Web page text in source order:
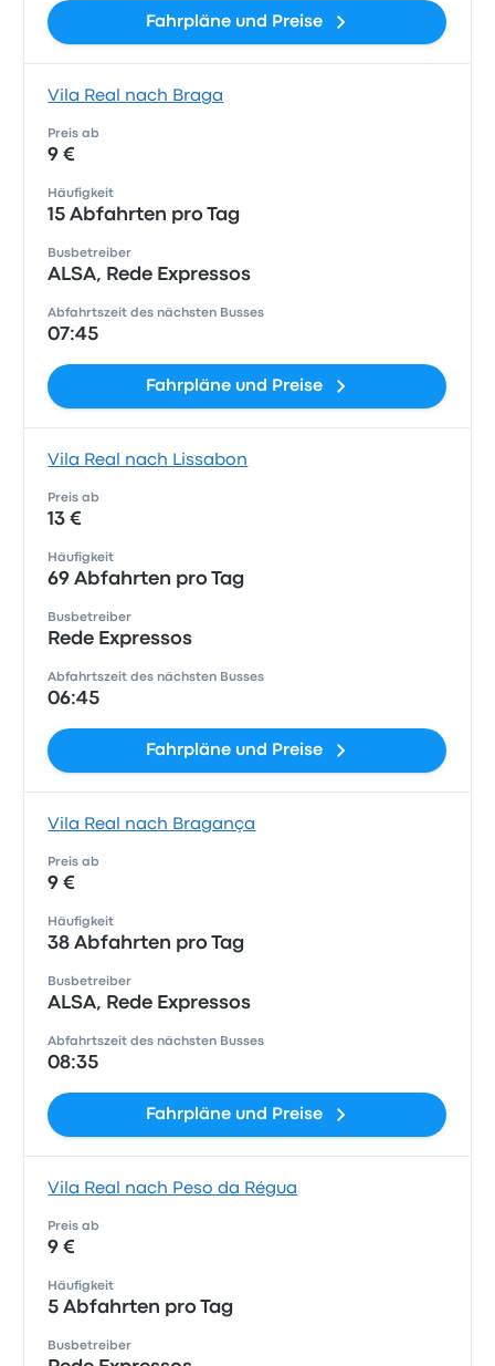
Fahrpläne und Preise
Vila Real nach Braga
Preis ab
9 €
Häufigkeit
15 Abfahrten pro Tag
Busbetreiber
ALSA, Rede Expressos
Abfahrtszeit des nächsten Busses
07:45
Fahrpläne und Preise
Vila Real nach Lissabon
Preis ab
13 €
Häufigkeit
69 Abfahrten pro Tag
Busbetreiber
Rede Expressos
Abfahrtszeit des nächsten Busses
06:45
Fahrpläne und Preise
Vila Real nach Bragança
Preis ab
9 €
Häufigkeit
38 Abfahrten pro Tag
Busbetreiber
ALSA, Rede Expressos
Abfahrtszeit des nächsten Busses
08:35
Fahrpläne und Preise
Vila Real nach Peso da Régua
Preis ab
9 €
Häufigkeit
5 Abfahrten pro Tag
Busbetreiber